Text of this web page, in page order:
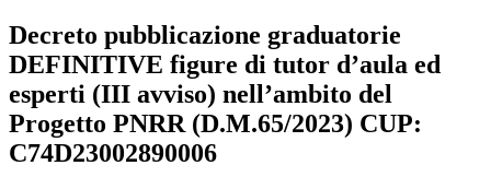
Decreto pubblicazione graduatorie
DEFINITIVE figure di tutor d’aula ed
esperti (III avviso) nell’ambito del
Progetto PNRR (D.M.65/2023) CUP:
C74D23002890006